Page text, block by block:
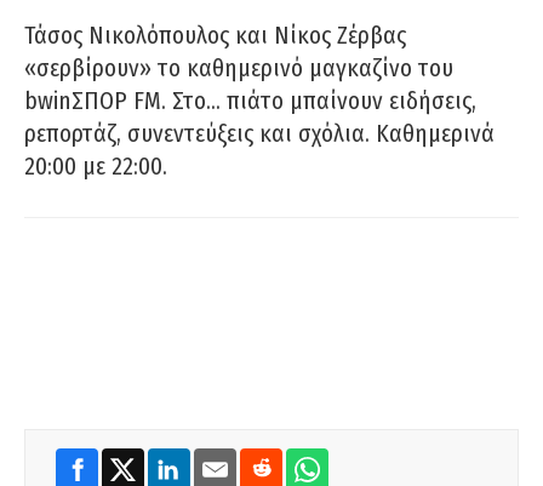
Τάσος Νικολόπουλος και Νίκος Ζέρβας
«σερβίρουν» το καθημερινό μαγκαζίνο του
bwinΣΠΟΡ FM. Στο… πιάτο μπαίνουν ειδήσεις,
ρεπορτάζ, συνεντεύξεις και σχόλια. Καθημερινά
20:00 με 22:00.